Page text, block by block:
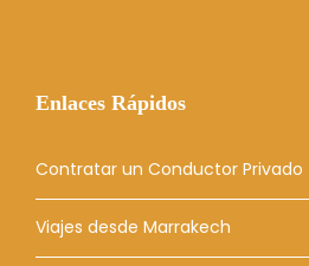
Enlaces Rápidos
Contratar un Conductor Privado
Viajes desde Marrakech